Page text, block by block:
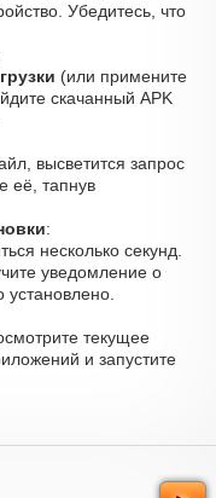
Убедитесь, что
(или примените
скачанный APK
высветится запрос
её, тапнув
:
несколько секунд.
уведомление о
текущее
и запустите